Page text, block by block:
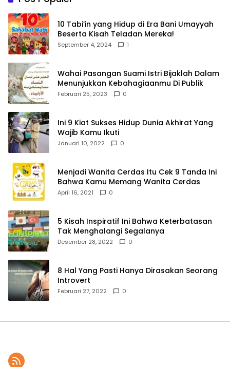
10 Tabi’in yang Hidup di Era Bani Umayyah
Beserta Kisah Teladan Mereka!
September 4, 2024 1
Wahai Pasangan Suami Istri Bijaklah Dalam
Menunjukkan Kebahagiaanmu Di Publik
Februari 25, 2023 0
Ini 9 Kiat Sukses Hidup Dunia Akhirat Yang
Wajib Kamu Ikuti
Januari 10, 2022 0
Menjadi Wanita Cerdas Itu Cek 9 Tanda Ini
Bahwa Kamu Memang Wanita Cerdas
April 16, 2021 0
5 Kisah Inspiratif Ini Bahwa Keterbatasan
Tak Menghalangi Segalanya
Desember 28, 2022 0
8 Hal Yang Pasti Hanya Dirasakan Seorang
Introvert
Februari 27, 2022 0